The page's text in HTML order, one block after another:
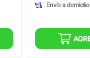
Envío a domicilio